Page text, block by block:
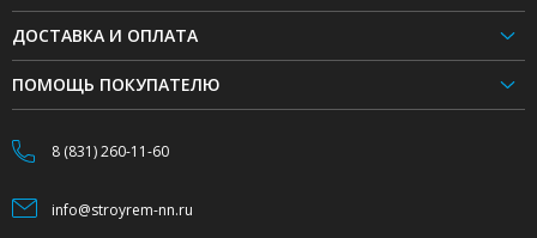
ДОСТАВКА И ОПЛАТА
ПОМОЩЬ ПОКУПАТЕЛЮ
8 (831) 260-11-60
info@stroyrem-nn.ru